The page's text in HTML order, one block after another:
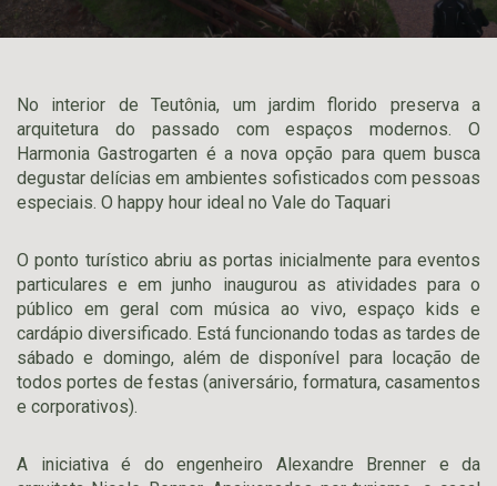
No interior de Teutônia, um jardim florido preserva a
arquitetura do passado com espaços modernos. O
Harmonia Gastrogarten é a nova opção para quem busca
degustar delícias em ambientes sofisticados com pessoas
especiais. O happy hour ideal no Vale do Taquari
O ponto turístico abriu as portas inicialmente para eventos
particulares e em junho inaugurou as atividades para o
público em geral com música ao vivo, espaço kids e
cardápio diversificado. Está funcionando todas as tardes de
sábado e domingo, além de disponível para locação de
todos portes de festas (aniversário, formatura, casamentos
e corporativos).
A iniciativa é do engenheiro Alexandre Brenner e da